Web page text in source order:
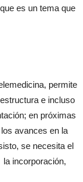
es un tema que
permite
e incluso
en próximas
avances en la
se necesita el
incorporación,